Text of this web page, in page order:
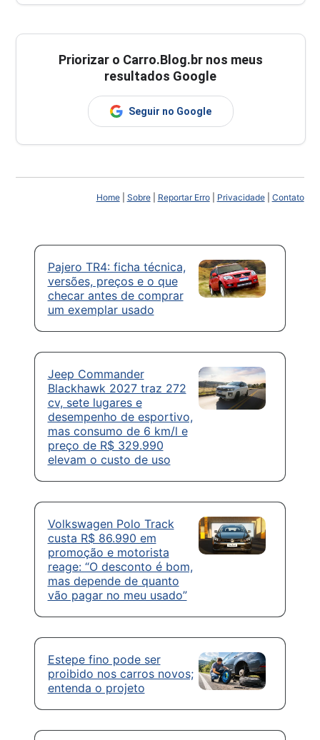
Priorizar o Carro.Blog.br nos meus
resultados Google
Seguir no Google
Home| Sobre| Reportar Erro| Privacidade| Contato
Pajero TR4: ficha técnica,
versões, preços e o que
checar antes de comprar
um exemplar usado
Jeep Commander
Blackhawk 2027 traz 272
cv, sete lugares e
desempenho de esportivo,
mas consumo de 6 km/l e
preço de R$ 329.990
elevam o custo de uso
Volkswagen Polo Track
custa R$ 86.990 em
promoção e motorista
reage: “O desconto é bom,
mas depende de quanto
vão pagar no meu usado”
Estepe fino pode ser
proibido nos carros novos;
entenda o projeto